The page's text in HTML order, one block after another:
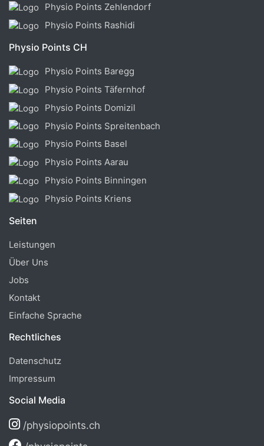
Physio Points Zehlendorf
Physio Points Rashidi
Physio Points CH
Physio Points Baregg
Physio Points Täfernhof
Physio Points Domizil
Physio Points Spreitenbach
Physio Points Basel
Physio Points Aarau
Physio Points Binningen
Physio Points Kriens
Seiten
Leistungen
Über Uns
Jobs
Kontakt
Einfache Sprache
Rechtliches
Datenschutz
Impressum
Social Media
/physiopoints.ch